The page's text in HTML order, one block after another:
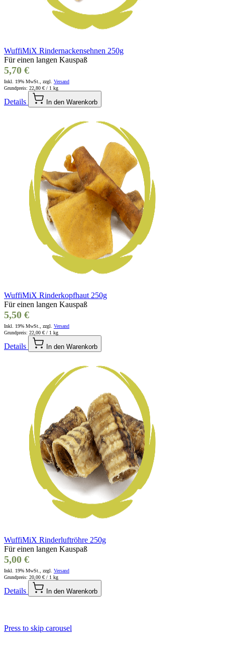
WuffiMiX Rindernackensehnen 250g
Für einen langen Kauspaß
5,70 €
Inkl. 19% MwSt., zzgl. Versand
Grundpreis: 22,80 € / 1 kg
Details In den Warenkorb
WuffiMiX Rinderkopfhaut 250g
Für einen langen Kauspaß
5,50 €
Inkl. 19% MwSt., zzgl. Versand
Grundpreis: 22,00 € / 1 kg
Details In den Warenkorb
WuffiMiX Rinderluftröhre 250g
Für einen langen Kauspaß
5,00 €
Inkl. 19% MwSt., zzgl. Versand
Grundpreis: 20,00 € / 1 kg
Details In den Warenkorb
Press to skip carousel